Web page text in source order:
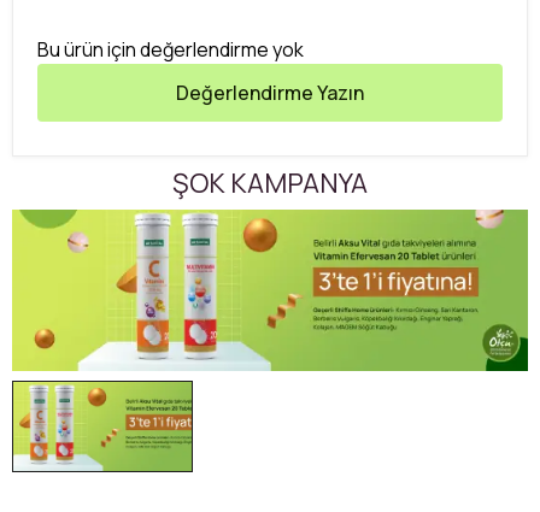
Bu ürün için değerlendirme yok
Değerlendirme Yazın
ŞOK KAMPANYA